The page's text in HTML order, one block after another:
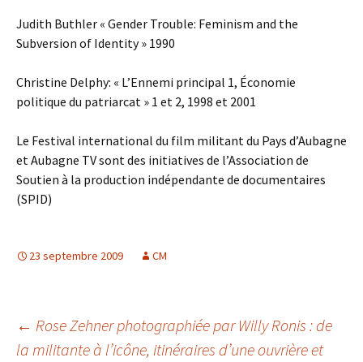
Judith Buthler « Gender Trouble: Feminism and the
Subversion of Identity » 1990
Christine Delphy: « L’Ennemi principal 1, Économie
politique du patriarcat » 1 et 2, 1998 et 2001
Le Festival international du film militant du Pays d’Aubagne
et Aubagne TV sont des initiatives de l’Association de
Soutien à la production indépendante de documentaires
(SPID)
23 septembre 2009 CM
Navigation
← Rose Zehner photographiée par Willy Ronis : de
la militante à l’icône, itinéraires d’une ouvrière et